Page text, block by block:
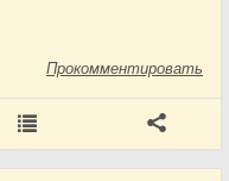
Прокомментировать